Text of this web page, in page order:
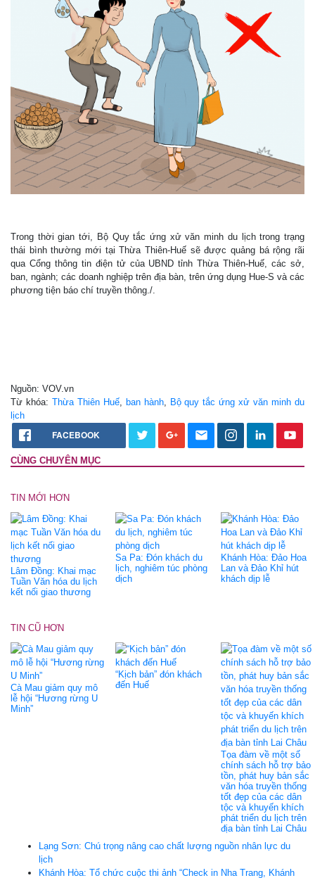
Trong thời gian tới, Bộ Quy tắc ứng xử văn minh du lịch trong trạng
thái bình thường mới tại Thừa Thiên-Huế sẽ được quảng bá rộng rãi
qua Cổng thông tin điện tử của UBND tỉnh Thừa Thiên-Huế, các sở,
ban, ngành; các doanh nghiệp trên địa bàn, trên ứng dụng Hue-S và các
phương tiện báo chí truyền thông./.
Nguồn: VOV.vn
Từ khóa: Thừa Thiên Huế, ban hành,
Bộ quy tắc ứng xử văn minh du
lịch
FACEBOOK
CÙNG CHUYÊN MỤC
TIN MỚI HƠN
Lâm Đồng: Khai mạc
Tuần Văn hóa du lịch
kết nối giao thương
Sa Pa: Đón khách du
lịch, nghiêm túc phòng
dịch
Khánh Hòa: Đảo Hoa
Lan và Đảo Khỉ hút
khách dịp lễ
TIN CŨ HƠN
Cà Mau giảm quy mô
lễ hội “Hương rừng U
Minh”
“Kịch bản” đón khách
đến Huế
Tọa đàm về một số
chính sách hỗ trợ bảo
tồn, phát huy bản sắc
văn hóa truyền thống
tốt đẹp của các dân
tộc và khuyến khích
phát triển du lịch trên
địa bàn tỉnh Lai Châu
Lạng Sơn: Chú trọng nâng cao chất lượng nguồn nhân lực du
lịch
Khánh Hòa: Tổ chức cuộc thi ảnh “Check in Nha Trang, Khánh